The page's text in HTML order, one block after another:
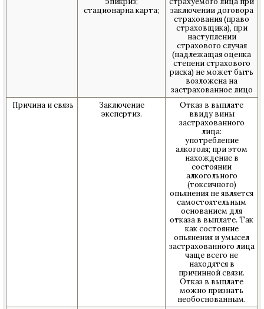
стационарна карта;
заключении договора
страхования (право
страховщика), при
наступлении
страхового случая
(надлежащая оценка
степени страхового
риска) не может быть
возложена на
застрахованное лицо
Причина и связь
Заключение
экспертиз.
Отказ в выплате
ввиду вины
застрахованного
лица:
употребление
алкоголя; при этом
нахождение в
состоянии
алкогольного
(токсичного)
опьянения не является
самостоятельным
основанием для
отказа в выплате. Так
как состояние
опьянения и умысел
застрахованного лица
чаще всего не
находятся в
причинной связи.
Отказ в выплате
можно признать
необоснованным.